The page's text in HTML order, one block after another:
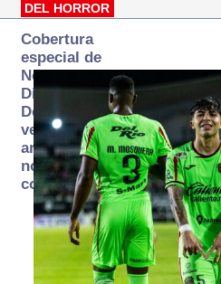
DEL HORROR
Cobertura
especial de
Norte
Digital:
Donde la
verdad
arde… pero
no se
consume